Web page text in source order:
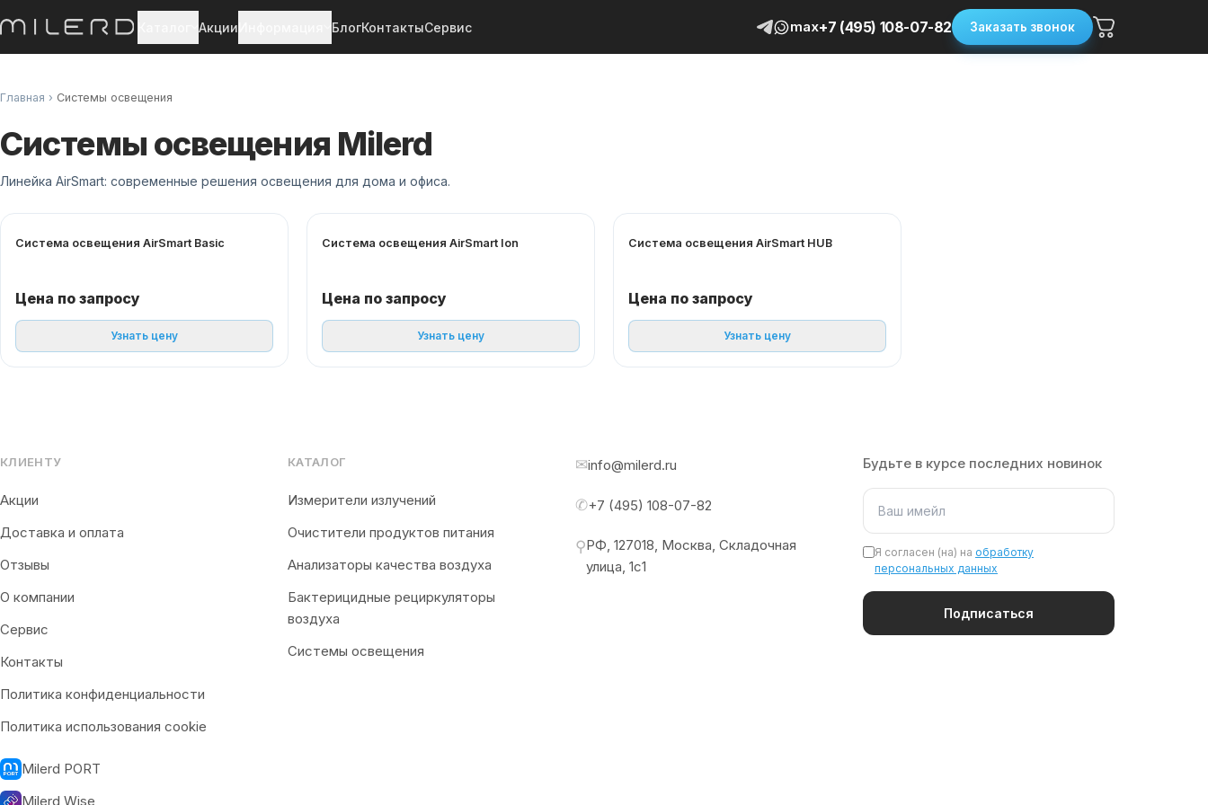
Акции БлогКонтактыСервис max+7 (495) 108-07-82 Заказать звонок
Главная › Системы освещения
Системы освещения Milerd
Линейка AirSmart: современные решения освещения для дома и офиса.
Система освещения AirSmart Basic
Цена по запросу
Узнать цену
Система освещения AirSmart Ion
Цена по запросу
Узнать цену
Система освещения AirSmart HUB
Цена по запросу
Узнать цену
КЛИЕНТУ
Акции
Доставка и оплата
Отзывы
О компании
Сервис
Контакты
Политика конфиденциальности
Политика использования cookie
Milerd PORT
Milerd Wise
КАТАЛОГ
Измерители излучений
Очистители продуктов питания
Анализаторы качества воздуха
Бактерицидные рециркуляторы
воздуха
Системы освещения
✉info@milerd.ru
✆+7 (495) 108-07-82
⚲РФ, 127018, Москва, Складочная
улица, 1с1
Будьте в курсе последних новинок
Я согласен (на) на обработку
персональных данных
Подписаться